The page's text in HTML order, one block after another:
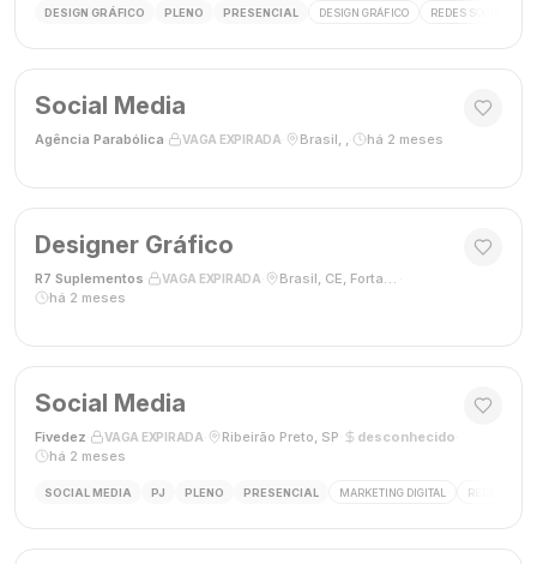
DESIGN GRÁFICO PLENO PRESENCIAL DESIGN GRÁFICO REDES SOCIAIS
Social Media
Agência Parabólica VAGA EXPIRADA Brasil, , há 2 meses
Designer Gráfico
R7 Suplementos VAGA EXPIRADA Brasil, CE, Fortaleza
há 2 meses
Social Media
Fivedez VAGA EXPIRADA Ribeirão Preto, SP desconhecido
há 2 meses
SOCIAL MEDIA PJ PLENO PRESENCIAL MARKETING DIGITAL REDES